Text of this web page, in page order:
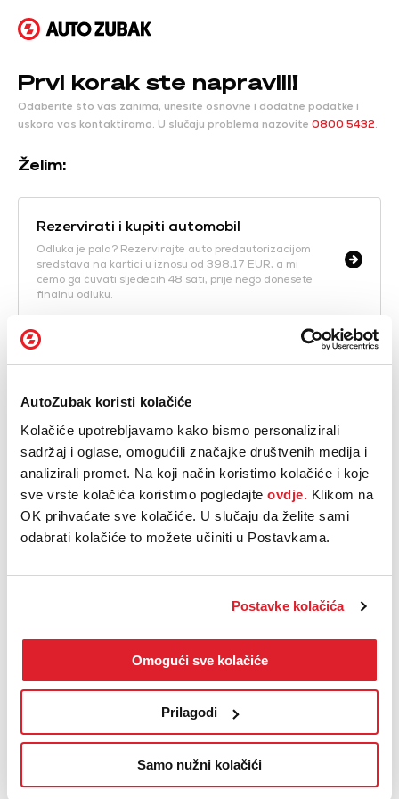
AutoZubak koristi kolačiće
Kolačiće upotrebljavamo kako bismo personalizirali
sadržaj i oglase, omogućili značajke društvenih medija i
analizirali promet. Na koji način koristimo kolačiće i koje
sve vrste kolačića koristimo pogledajte ovdje. Klikom na
OK prihvaćate sve kolačiće. U slučaju da želite sami
odabrati kolačiće to možete učiniti u Postavkama.
Postavke kolačića
Omogući sve kolačiće
Prilagodi
Samo nužni kolačići
Prvi korak ste napravili!
Odaberite što vas zanima, unesite osnovne i dodatne podatke i
uskoro vas kontaktiramo. U slučaju problema nazovite 0800 5432.
Želim:
Rezervirati i kupiti automobil
Odluka je pala? Rezervirajte auto predautorizacijom
sredstava na kartici u iznosu od 398,17 EUR, a mi
ćemo ga čuvati sljedećih 48 sati, prije nego donesete
finalnu odluku.
Zatražiti ponudu
nećete moći odbiti.
Zakazati probnu vožnju
Odaberite lokaciju i zatražite termin probne vožnje.
Što ako odustanem od kupnje
Kada će se osloboditi sredstva na
mojoj kartici?